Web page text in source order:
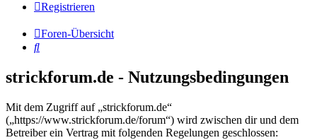
Registrieren
Foren-Übersicht
Suche
strickforum.de - Nutzungsbedingungen
Mit dem Zugriff auf „strickforum.de“
(„https://www.strickforum.de/forum“) wird zwischen dir und dem
Betreiber ein Vertrag mit folgenden Regelungen geschlossen: